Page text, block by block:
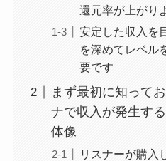
還元率が上がり
安定した収入を
を深めてレベル
要です
まず最初に知って
ナで収入が発生す
体像
リスナーが購入